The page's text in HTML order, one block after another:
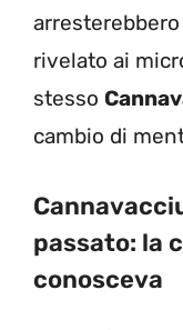
rivelato ai
stesso
cambio di
passato: la
conosceva